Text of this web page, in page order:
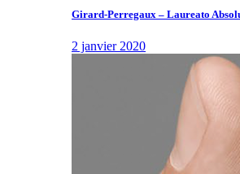
Girard-Perregaux – Laureato
2 janvier 2020